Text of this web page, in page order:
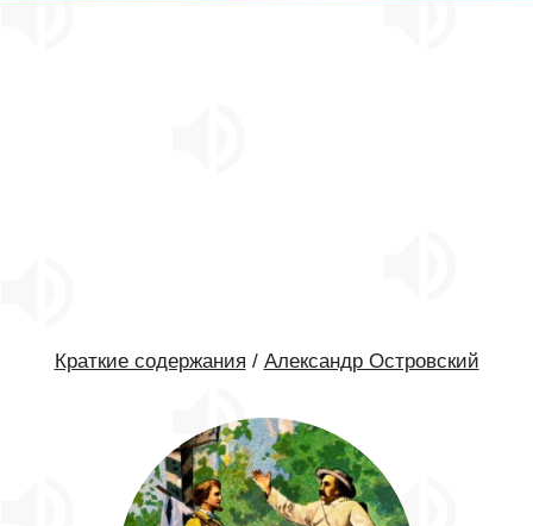
Краткие содержания / Александр Островский